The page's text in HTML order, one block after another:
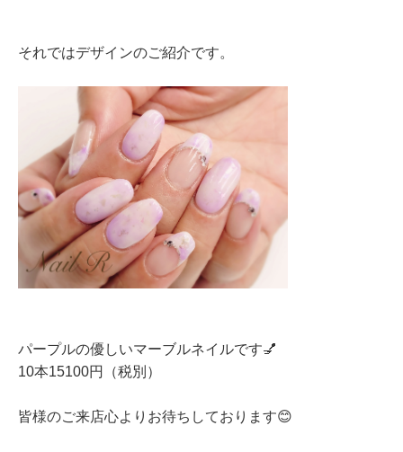
それではデザインのご紹介です。
パープルの優しいマーブルネイルです💅
10本15100円（税別）
皆様のご来店心よりお待ちしております😊